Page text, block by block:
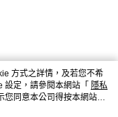
方式之詳情，及若您不希
設定，請參閱本網站「 隱私
您同意本公司得按本網站使